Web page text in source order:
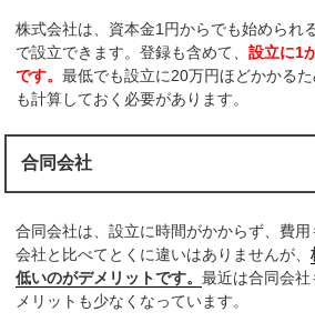
株式会社は、資本金1円からでも始められ
で設立できます。登録も含めて、設立に1
です。最低でも設立に20万円ほどかかる
も計算しておく必要があります。
合同会社
合同会社は、設立に時間がかからず、費
会社と比べてとくに違いはありませんが、
低いのがデメリットです。最近は合同会
メリットも少なくなっています。